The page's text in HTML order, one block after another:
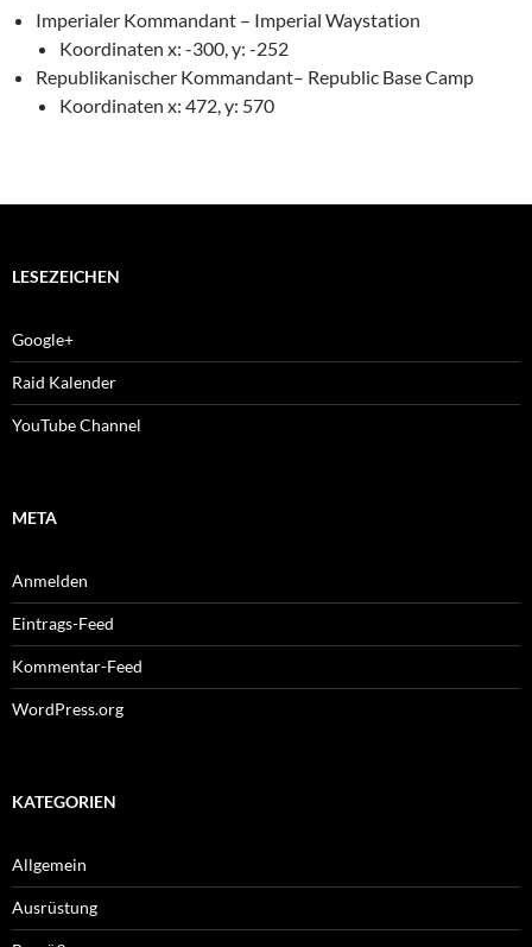
Imperialer Kommandant – Imperial Waystation
Koordinaten x: -300, y: -252
Republikanischer Kommandant– Republic Base Camp
Koordinaten x: 472, y: 570
LESEZEICHEN
Google+
Raid Kalender
YouTube Channel
META
Anmelden
Eintrags-Feed
Kommentar-Feed
WordPress.org
KATEGORIEN
Allgemein
Ausrüstung